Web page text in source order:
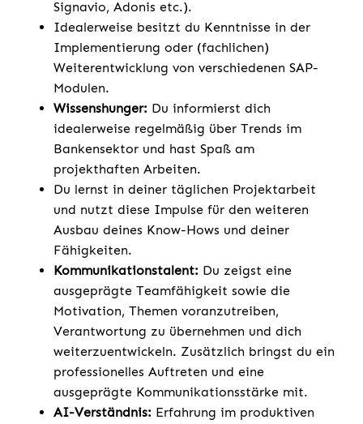
Signavio, Adonis etc.).
Idealerweise besitzt du Kenntnisse in der
Implementierung oder (fachlichen)
Weiterentwicklung von verschiedenen SAP-
Modulen.
Wissenshunger: Du informierst dich
idealerweise regelmäßig über Trends im
Bankensektor und hast Spaß am
projekthaften Arbeiten.
Du lernst in deiner täglichen Projektarbeit
und nutzt diese Impulse für den weiteren
Ausbau deines Know-Hows und deiner
Fähigkeiten.
Kommunikationstalent: Du zeigst eine
ausgeprägte Teamfähigkeit sowie die
Motivation, Themen voranzutreiben,
Verantwortung zu übernehmen und dich
weiterzuentwickeln. Zusätzlich bringst du ein
professionelles Auftreten und eine
ausgeprägte Kommunikationsstärke mit.
AI-Verständnis: Erfahrung im produktiven